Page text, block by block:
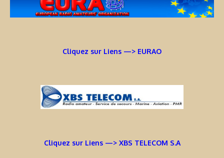
Cliquez sur Liens —> EURAO
Cliquez sur Liens —> XBS TELECOM S.A